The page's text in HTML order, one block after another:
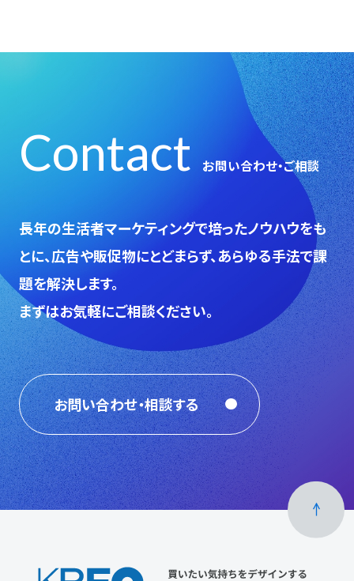
Contact お問い合わせ・ご相談
⻑年の生活者マーケティングで培ったノウハウをも
とに、広告や販促物にとどまらず、あらゆる手法で課
題を解決します。
まずはお気軽にご相談ください。
お問い合わせ・相談する